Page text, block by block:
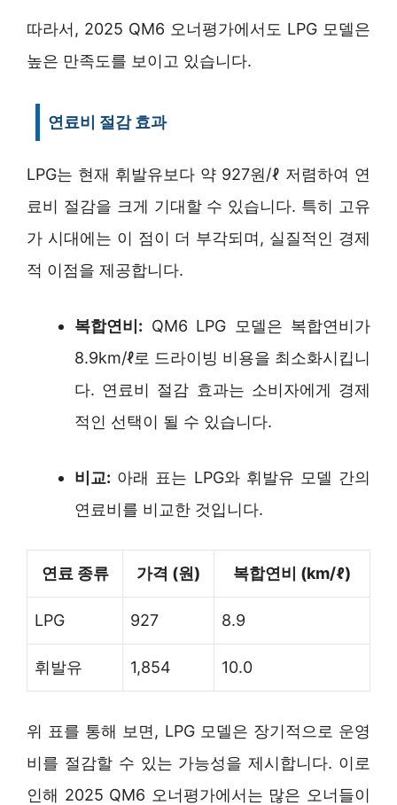
따라서, 2025 QM6 오너평가에서도 LPG 모델은
높은 만족도를 보이고 있습니다.
연료비 절감 효과
LPG는 현재 휘발유보다 약 927원/ℓ 저렴하여 연
료비 절감을 크게 기대할 수 있습니다. 특히 고유
가 시대에는 이 점이 더 부각되며, 실질적인 경제
적 이점을 제공합니다.
복합연비: QM6 LPG 모델은 복합연비가
8.9km/ℓ로 드라이빙 비용을 최소화시킵니
다. 연료비 절감 효과는 소비자에게 경제
적인 선택이 될 수 있습니다.
비교: 아래 표는 LPG와 휘발유 모델 간의
연료비를 비교한 것입니다.
연료 종류 가격 (원) 복합연비 (km/ℓ)
LPG 927 8.9
휘발유 1,854 10.0
위 표를 통해 보면, LPG 모델은 장기적으로 운영
비를 절감할 수 있는 가능성을 제시합니다. 이로
인해 2025 QM6 오너평가에서는 많은 오너들이